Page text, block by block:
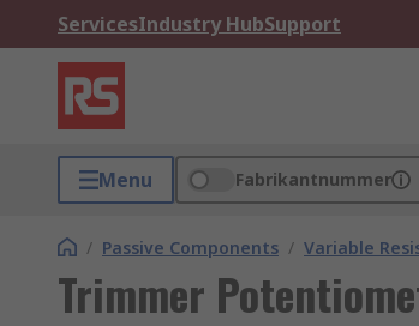
ServicesIndustry HubSupport
Menu Fabrikantnummer
/ Passive Components / Variable
Trimmer